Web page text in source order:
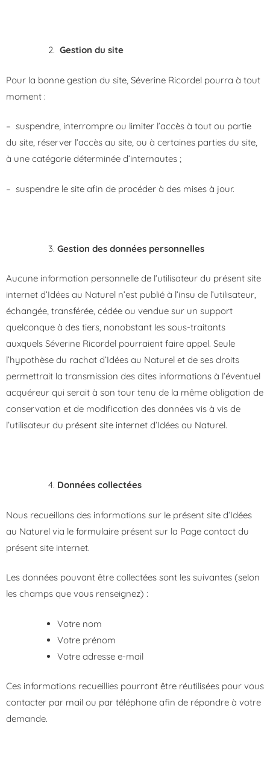
Gestion du site
Pour la bonne gestion du site, Séverine Ricordel pourra à tout
moment :
– suspendre, interrompre ou limiter l’accès à tout ou partie
du site, réserver l’accès au site, ou à certaines parties du site,
à une catégorie déterminée d’internautes ;
– suspendre le site afin de procéder à des mises à jour.
Gestion des données personnelles
Aucune information personnelle de l’utilisateur du présent site
internet d’Idées au Naturel n’est publié à l’insu de l’utilisateur,
échangée, transférée, cédée ou vendue sur un support
quelconque à des tiers, nonobstant les sous-traitants
auxquels Séverine Ricordel pourraient faire appel. Seule
l’hypothèse du rachat d’Idées au Naturel et de ses droits
permettrait la transmission des dites informations à l’éventuel
acquéreur qui serait à son tour tenu de la même obligation de
conservation et de modification des données vis à vis de
l’utilisateur du présent site internet d’Idées au Naturel.
Données collectées
Nous recueillons des informations sur le présent site d’Idées
au Naturel via le formulaire présent sur la Page contact du
présent site internet.
Les données pouvant être collectées sont les suivantes (selon
les champs que vous renseignez) :
Votre nom
Votre prénom
Votre adresse e-mail
Ces informations recueillies pourront être réutilisées pour vous
contacter par mail ou par téléphone afin de répondre à votre
demande.